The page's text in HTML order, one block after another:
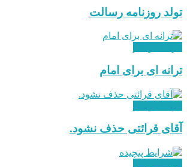
تولد روزنامه رسالت
ترانه ای برای امام
آقای قرائتی حذف نشود.